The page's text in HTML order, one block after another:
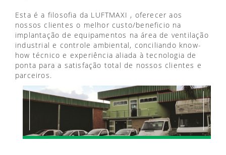
Esta é a filosofia da LUFTMAXI , oferecer aos
nossos clientes o melhor custo/beneficio na
implantação de equipamentos na área de ventilação
industrial e controle ambiental, conciliando know-
how técnico e experiência aliada à tecnologia de
ponta para a satisfação total de nossos clientes e
parceiros.